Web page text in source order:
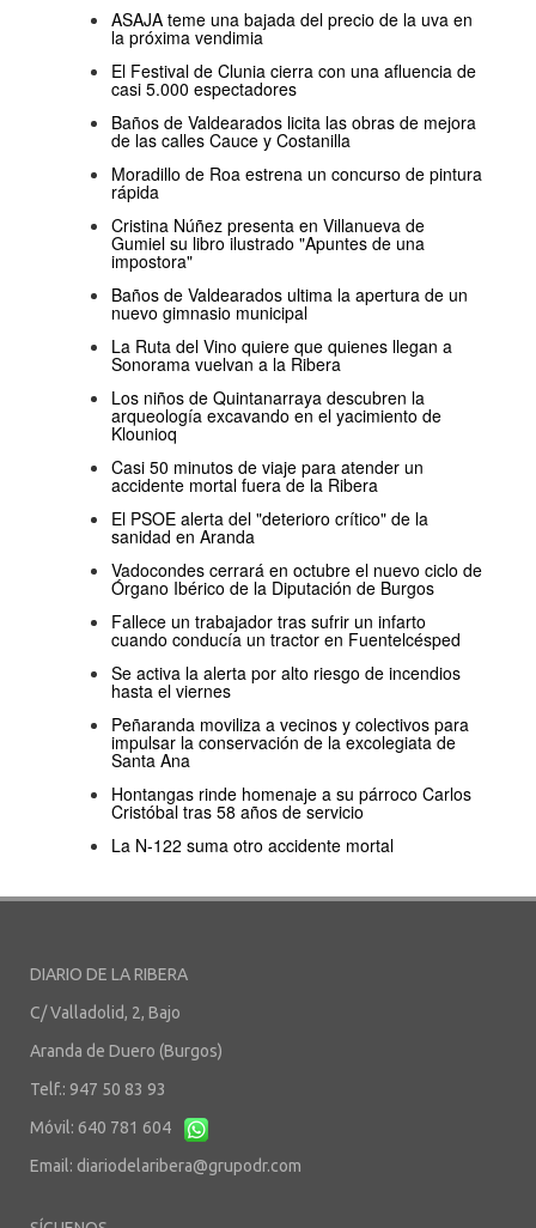
ASAJA teme una bajada del precio de la uva en
la próxima vendimia
El Festival de Clunia cierra con una afluencia de
casi 5.000 espectadores
Baños de Valdearados licita las obras de mejora
de las calles Cauce y Costanilla
Moradillo de Roa estrena un concurso de pintura
rápida
Cristina Núñez presenta en Villanueva de
Gumiel su libro ilustrado "Apuntes de una
impostora"
Baños de Valdearados ultima la apertura de un
nuevo gimnasio municipal
La Ruta del Vino quiere que quienes llegan a
Sonorama vuelvan a la Ribera
Los niños de Quintanarraya descubren la
arqueología excavando en el yacimiento de
Klounioq
Casi 50 minutos de viaje para atender un
accidente mortal fuera de la Ribera
El PSOE alerta del "deterioro crítico" de la
sanidad en Aranda
Vadocondes cerrará en octubre el nuevo ciclo de
Órgano Ibérico de la Diputación de Burgos
Fallece un trabajador tras sufrir un infarto
cuando conducía un tractor en Fuentelcésped
Se activa la alerta por alto riesgo de incendios
hasta el viernes
Peñaranda moviliza a vecinos y colectivos para
impulsar la conservación de la excolegiata de
Santa Ana
Hontangas rinde homenaje a su párroco Carlos
Cristóbal tras 58 años de servicio
La N-122 suma otro accidente mortal
DIARIO DE LA RIBERA
C/ Valladolid, 2, Bajo
Aranda de Duero (Burgos)
Telf.: 947 50 83 93
Móvil: 640 781 604
Email: diariodelaribera@grupodr.com